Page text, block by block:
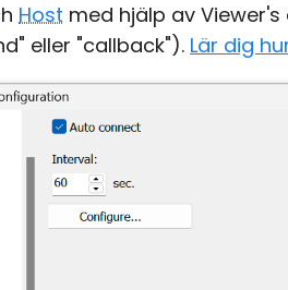
Host med hjälp av
eller "callback"). Lär dig